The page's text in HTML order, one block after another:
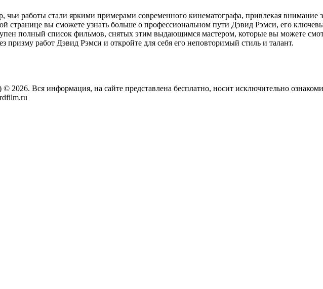
работы стали яркими примерами современного кинематографа, привлекая
странице вы сможете узнать больше о профессиональном пути Дэвид Рэмси, его
полный список фильмов, снятых этим выдающимся мастером, которые вы можете
призму работ Дэвид Рэмси и откройте для себя его неповторимый стиль и талант.
© 2026. Вся информация, на сайте представлена бесплатно, носит исключительно